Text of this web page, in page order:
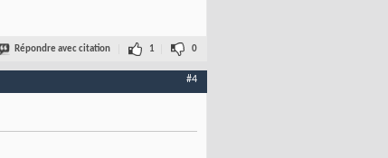
Répondre avec citation 1 0
#4